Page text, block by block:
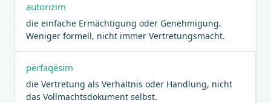
autorizim
die einfache Ermächtigung oder Genehmigung.
Weniger formell, nicht immer Vertretungsmacht.
përfaqësim
die Vertretung als Verhältnis oder Handlung, nicht
das Vollmachtsdokument selbst.